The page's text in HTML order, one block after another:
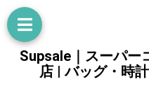
Supsale｜スーパー
店 | バッグ・時